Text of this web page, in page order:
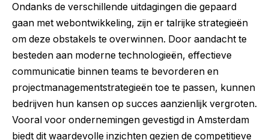
Ondanks de verschillende uitdagingen die gepaard
gaan met webontwikkeling, zijn er talrijke strategieën
om deze obstakels te overwinnen. Door aandacht te
besteden aan moderne technologieën, effectieve
communicatie binnen teams te bevorderen en
projectmanagementstrategieën toe te passen, kunnen
bedrijven hun kansen op succes aanzienlijk vergroten.
Vooral voor ondernemingen gevestigd in Amsterdam
biedt dit waardevolle inzichten gezien de competitieve